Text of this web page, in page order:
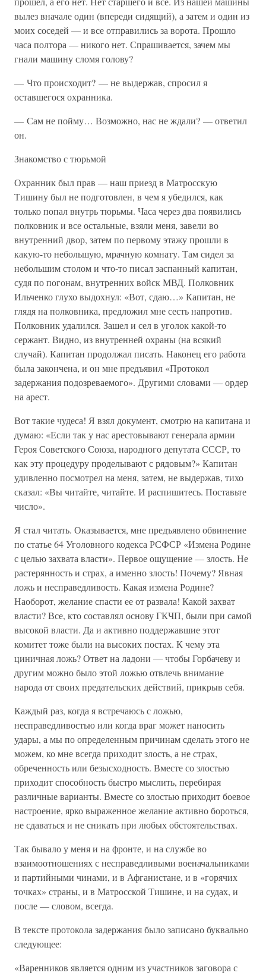
вылез вначале один (впереди сидящий), а затем и один из
моих соседей — и все отправились за ворота. Прошло
часа полтора — никого нет. Спрашивается, зачем мы
гнали машину сломя голову?
— Что происходит? — не выдержав, спросил я
оставшегося охранника.
— Сам не пойму… Возможно, нас не ждали? — ответил
он.
Знакомство с тюрьмой
Охранник был прав — наш приезд в Матросскую
Тишину был не подготовлен, в чем я убедился, как
только попал внутрь тюрьмы. Часа через два появились
полковник и все остальные, взяли меня, завели во
внутренний двор, затем по первому этажу прошли в
какую-то небольшую, мрачную комнату. Там сидел за
небольшим столом и что-то писал заспанный капитан,
судя по погонам, внутренних войск МВД. Полковник
Ильченко глухо выдохнул: «Вот, сдаю…» Капитан, не
глядя на полковника, предложил мне сесть напротив.
Полковник удалился. Зашел и сел в уголок какой-то
сержант. Видно, из внутренней охраны (на всякий
случай). Капитан продолжал писать. Наконец его работа
была закончена, и он мне предъявил «Протокол
задержания подозреваемого». Другими словами — ордер
на арест.
Вот такие чудеса! Я взял документ, смотрю на капитана и
думаю: «Если так у нас арестовывают генерала армии
Героя Советского Союза, народного депутата СССР, то
как эту процедуру проделывают с рядовым?» Капитан
удивленно посмотрел на меня, затем, не выдержав, тихо
сказал: «Вы читайте, читайте. И распишитесь. Поставьте
число».
Я стал читать. Оказывается, мне предъявлено обвинение
по статье 64 Уголовного кодекса РСФСР «Измена Родине
с целью захвата власти». Первое ощущение — злость. Не
растерянность и страх, а именно злость! Почему? Явная
ложь и несправедливость. Какая измена Родине?
Наоборот, желание спасти ее от развала! Какой захват
власти? Все, кто составлял основу ГКЧП, были при самой
высокой власти. Да и активно поддержавшие этот
комитет тоже были на высоких постах. К чему эта
циничная ложь? Ответ на ладони — чтобы Горбачеву и
другим можно было этой ложью отвлечь внимание
народа от своих предательских действий, прикрыв себя.
Каждый раз, когда я встречаюсь с ложью,
несправедливостью или когда враг может наносить
удары, а мы по определенным причинам сделать этого не
можем, ко мне всегда приходит злость, а не страх,
обреченность или безысходность. Вместе со злостью
приходит способность быстро мыслить, перебирая
различные варианты. Вместе со злостью приходит боевое
настроение, ярко выраженное желание активно бороться,
не сдаваться и не сникать при любых обстоятельствах.
Так бывало у меня и на фронте, и на службе во
взаимоотношениях с несправедливыми военачальниками
и партийными чинами, и в Афганистане, и в «горячих
точках» страны, и в Матросской Тишине, и на судах, и
после — словом, всегда.
В тексте протокола задержания было записано буквально
следующее:
«Варенников является одним из участников заговора с